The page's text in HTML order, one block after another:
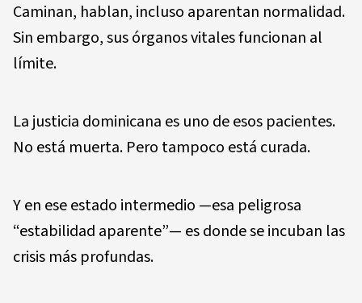
Caminan, hablan, incluso aparentan normalidad.
Sin embargo, sus órganos vitales funcionan al
límite.
La justicia dominicana es uno de esos pacientes.
No está muerta. Pero tampoco está curada.
Y en ese estado intermedio —esa peligrosa
“estabilidad aparente”— es donde se incuban las
crisis más profundas.